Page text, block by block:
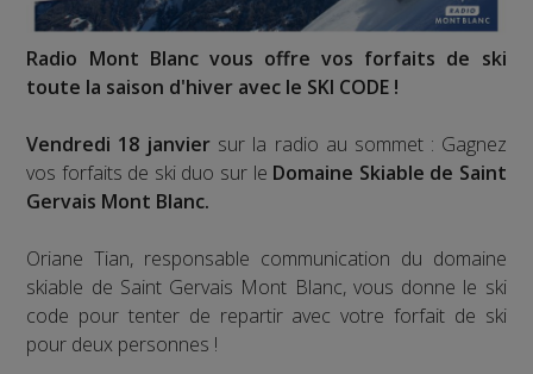
Radio Mont Blanc vous offre vos forfaits de ski
toute la saison d'hiver avec le SKI CODE !
Vendredi 18 janvier sur la radio au sommet : Gagnez
vos forfaits de ski duo sur le Domaine Skiable de Saint
Gervais Mont Blanc.
Oriane Tian, responsable communication du domaine
skiable de Saint Gervais Mont Blanc, vous donne le ski
code pour tenter de repartir avec votre forfait de ski
pour deux personnes !